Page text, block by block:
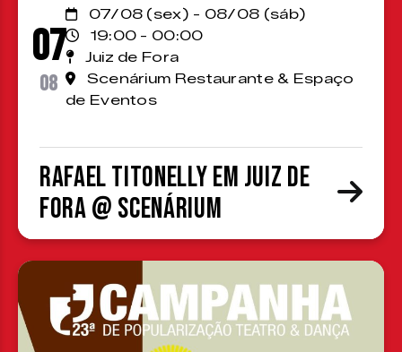
07
08
07/08 (sex) - 08/08 (sáb)
19:00 - 00:00
Juiz de Fora
Scenárium Restaurante & Espaço
de Eventos
Rafael Titonelly em Juiz de
Fora @ Scenárium